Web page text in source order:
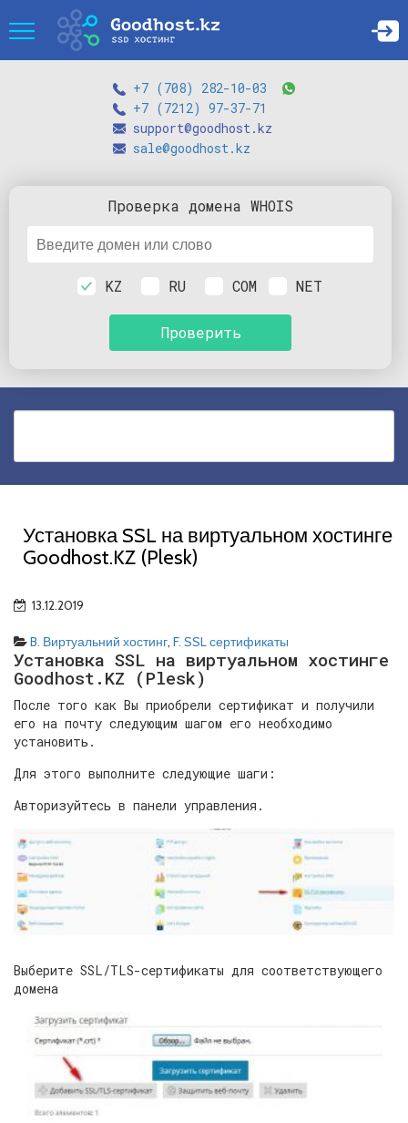
+7 (708) 282-10-03
+7 (7212) 97-37-71
support@goodhost.kz
sale@goodhost.kz
Проверка домена WHOIS
Проверить
KZ RU COM NET
Установка SSL на виртуальном хостинге
Goodhost.KZ (Plesk)
13.12.2019
B. Виртуальний хостинг, F. SSL сертификаты
Установка SSL на виртуальном хостинге
Goodhost.KZ (Plesk)
После того как Вы приобрели сертификат и получили
его на почту следующим шагом его необходимо
установить.
Для этого выполните следующие шаги:
Авторизуйтесь в панели управления.
Выберите SSL/TLS-сертификаты для соответствующего
домена